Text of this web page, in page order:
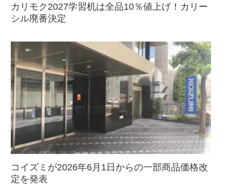
カリモク2027学習机は全品10％値上げ！カリー
シル廃番決定
コイズミが2026年6月1日からの一部商品価格改
定を発表